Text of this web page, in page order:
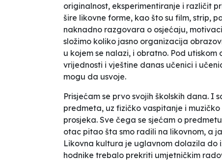
originalnost, eksperimentiranje i različit
šire likovne forme, kao što su film, strip,
naknadno razgovara o osjećaju,
složimo koliko jasno organizacija
u kojem se nalazi, i obratno. Pod
vrijednosti i vještine danas učenici i
mogu da usvoje.
Prisjećam se prvo svojih školskih dana. I
predmeta, uz fizičko vaspitanje i
prosjeka. Sve čega se sjećam o
otac pitao šta smo radili na likovnom, a
Likovna kultura je uglavnom dolazila do
hodnike trebalo prekriti umjetničkim